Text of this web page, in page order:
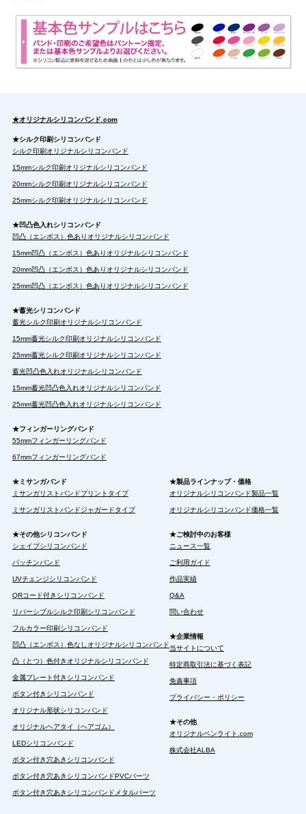
★オリジナルシリコンバンド.com
★シルク印刷シリコンバンド
シルク印刷オリジナルシリコンバンド
15mmシルク印刷オリジナルシリコンバンド
20mmシルク印刷オリジナルシリコンバンド
25mmシルク印刷オリジナルシリコンバンド
★凹凸色入れシリコンバンド
凹凸（エンボス）色ありオリジナルシリコンバンド
15mm凹凸（エンボス）色ありオリジナルシリコンバンド
20mm凹凸（エンボス）色ありオリジナルシリコンバンド
25mm凹凸（エンボス）色ありオリジナルシリコンバンド
★蓄光シリコンバンド
蓄光シルク印刷オリジナルシリコンバンド
15mm蓄光シルク印刷オリジナルシリコンバンド
25mm蓄光シルク印刷オリジナルシリコンバンド
蓄光凹凸色入れオリジナルシリコンバンド
15mm蓄光凹凸色入れオリジナルシリコンバンド
25mm蓄光凹凸色入れオリジナルシリコンバンド
★フィンガーリングバンド
55mmフィンガーリングバンド
67mmフィンガーリングバンド
★ミサンガバンド
ミサンガリストバンドプリントタイプ
ミサンガリストバンドジャガードタイプ
★その他シリコンバンド
シェイプシリコンバンド
パッチンバンド
UVチェンジシリコンバンド
QRコード付きシリコンバンド
リバーシブルシルク印刷シリコンバンド
フルカラー印刷シリコンバンド
凹凸（エンボス）色なしオリジナルシリコンバンド
凸（とつ）色付きオリジナルシリコンバンド
金属プレート付きシリコンバンド
ボタン付きシリコンバンド
オリジナル形状シリコンバンド
オリジナルヘアタイ（ヘアゴム）
LEDシリコンバンド
ボタン付き穴あきシリコンバンド
ボタン付き穴あきシリコンバンドPVCパーツ
ボタン付き穴あきシリコンバンドメタルパーツ
★製品ラインナップ・価格
オリジナルシリコンバンド製品一覧
オリジナルシリコンバンド価格一覧
★ご検討中のお客様
ニュース一覧
ご利用ガイド
作品実績
Q&A
問い合わせ
★企業情報
当サイトについて
特定商取引法に基づく表記
免責事項
プライバシー・ポリシー
★その他
オリジナルペンライト.com
株式会社ALBA